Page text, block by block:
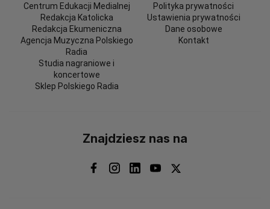
Centrum Edukacji Medialnej
Redakcja Katolicka
Redakcja Ekumeniczna
Agencja Muzyczna Polskiego
Radia
Studia nagraniowe i
koncertowe
Sklep Polskiego Radia
Polityka prywatności
Ustawienia prywatności
Dane osobowe
Kontakt
Znajdziesz nas na